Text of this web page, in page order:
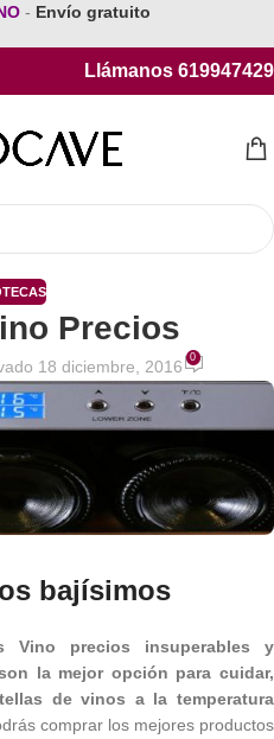
- Envío gratuito
Llámanos 619947429
Precios
18 diciembre, 2016 0
bajísimos
Vino precios insuperables y
la mejor opción para cuidar,
de vinos a la temperatura
comprar los mejores productos